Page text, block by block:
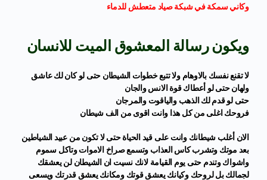
وكاني سمكة في شبكة صياد متعطش للدماء
ويكون رسالة المعشوق الميت للانسان
لا تقنع نفسك بالاوهام ولا تتبع خطوات الشيطان حتى لو كان لك عاشق
ولهان حتى لو أعطاك قوة الانس والجان
حتى لو قدم لك الذهب والياقوت والمرجان
فروحك اغلى من كل هذا وانت اقوى من الف شيطان
الان أغلب شيطانك وانت على قيد الحياة حتى لا تكون من عبيد الشياطين
بعد موتك وتشرب كاس العذاب وتسمع صراخ الاموات وتاكل سموم
واشواك وتندم حتى يوم القيامة لانك نسيت ان الشيطان لن يعشقك
لجمالك بل لروحك وكيانك يعشق قوتك ومكانك يعشق قدرتك ويسعى